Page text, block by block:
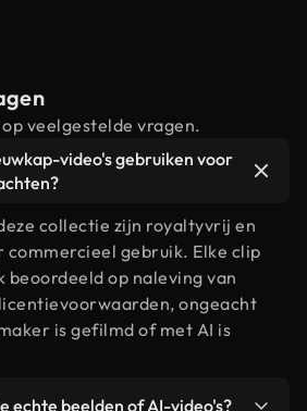
veelgestelde vragen.
video's gebruiken voor
collectie zijn royaltyvrij en
commercieel gebruik. Elke clip
op naleving van
ongeacht
is gefilmd of met AI is
echte beelden of AI-video's?